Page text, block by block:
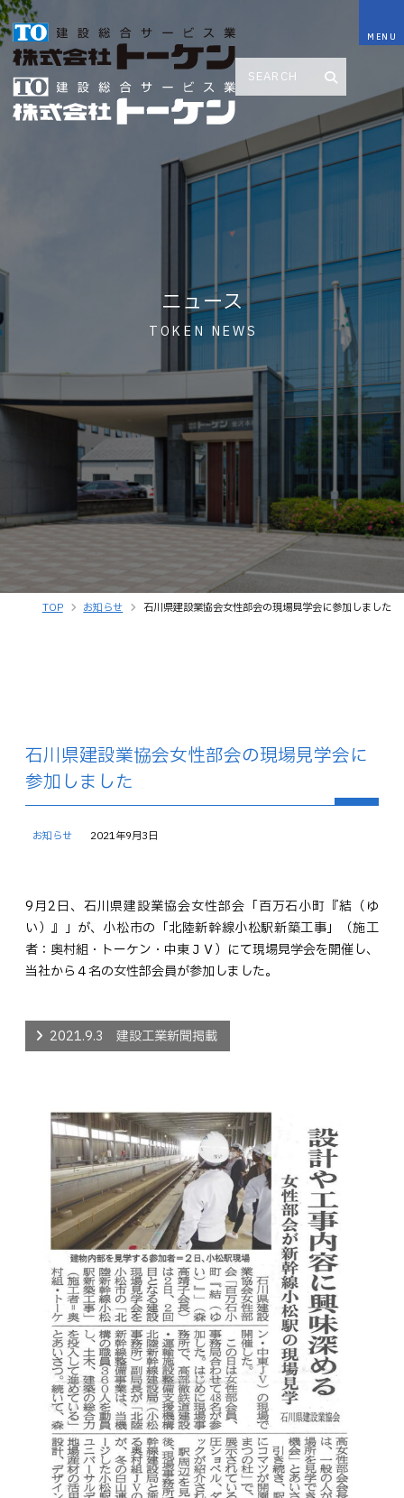
ニュース
TOKEN NEWS
TOP お知らせ 石川県建設業協会女性部会の現場見学会に参加しました
石川県建設業協会女性部会の現場見学会に
参加しました
お知らせ 2021年9月3日
9月2日、石川県建設業協会女性部会「百万石小町『結（ゆ
い）』」が、小松市の「北陸新幹線小松駅新築工事」（施工
者：奥村組・トーケン・中東ＪＶ）にて現場見学会を開催し、
当社から４名の女性部会員が参加しました。
2021.9.3 建設工業新聞掲載